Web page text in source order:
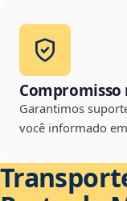
Compromisso
Garantimos
você informado